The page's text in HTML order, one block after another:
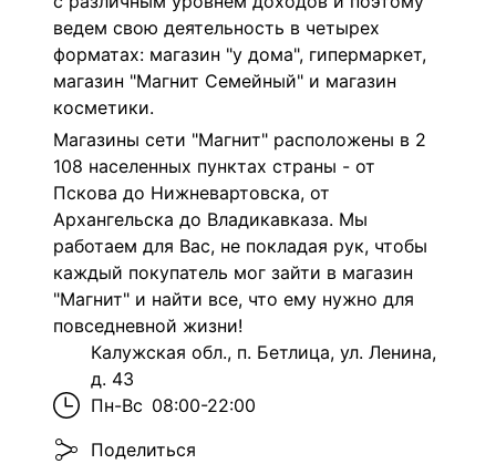
ведем свою деятельность в четырех
форматах: магазин "у дома", гипермаркет,
магазин "Магнит Семейный" и магазин
косметики.
Магазины сети "Магнит" расположены в 2
108 населенных пунктах страны - от
Пскова до Нижневартовска, от
Архангельска до Владикавказа. Мы
работаем для Вас, не покладая рук, чтобы
каждый покупатель мог зайти в магазин
"Магнит" и найти все, что ему нужно для
повседневной жизни!
Калужская обл., п. Бетлица, ул. Ленина,
д. 43
Пн-Вс 08:00-22:00
Поделиться